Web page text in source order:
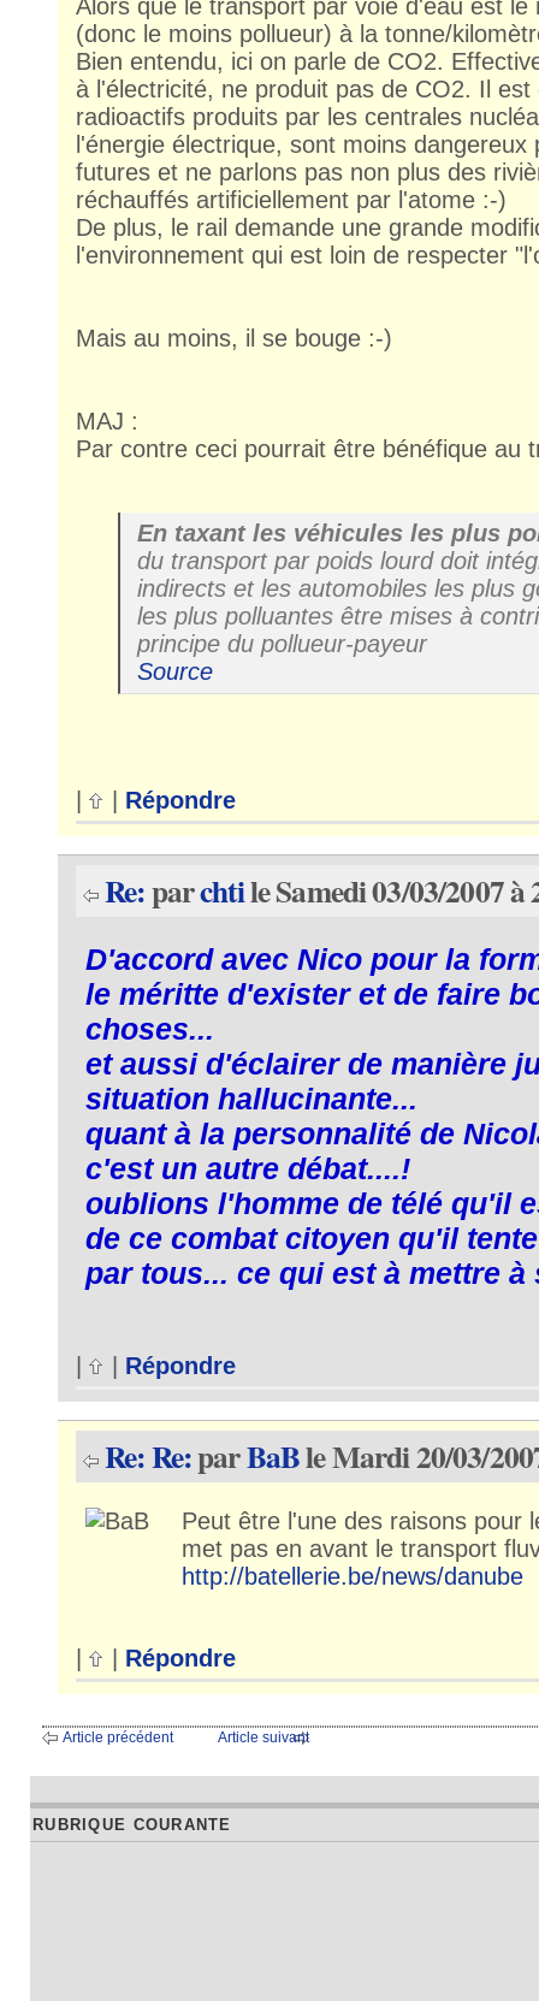
Alors que le transport par voie d'eau est le
(donc le moins pollueur) à la tonne/
Bien entendu, ici on parle de CO2.
à l'électricité, ne produit pas de CO2. Il
radioactifs produits par les centrales
l'énergie électrique, sont moins dangereux
futures et ne parlons pas non plus des
réchauffés artificiellement par l'atome :-)
De plus, le rail demande une grande
l'environnement qui est loin de respecter
Mais au moins, il se bouge :-)
MAJ :
Par contre ceci pourrait être bénéfique au
En taxant les véhicules les plus
du transport par poids lourd doit
indirects et les automobiles les plus
les plus polluantes être mises à
principe du pollueur-payeur
Source
Répondre
Re:parchtile Samedi 03/03/2007 à
D'accord avec Nico pour la
le méritte d'exister et de faire
choses...
et aussi d'éclairer de manière
situation hallucinante...
quant à la personnalité de
c'est un autre débat....!
oublions l'homme de télé qu'il
de ce combat citoyen qu'il
par tous... ce qui est à mettre à
Répondre
Re: Re:parBaBle Mardi 20/03/
Peut être l'une des raisons pour
met pas en avant le transport
http://batellerie.be/news/danube
| | Répondre
Article précédent Article suivant
RUBRIQUE COURANTE